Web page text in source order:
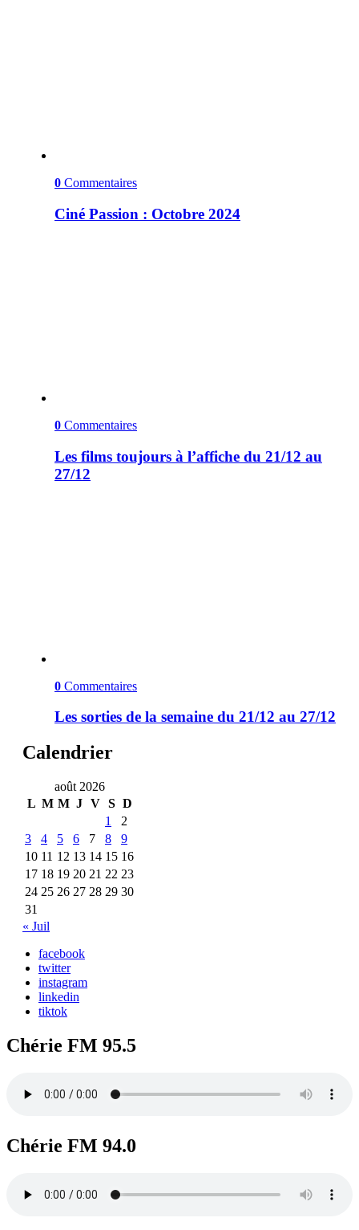
0 Commentaires
Ciné Passion : Octobre 2024
0 Commentaires
Les films toujours à l’affiche du 21/12 au
27/12
0 Commentaires
Les sorties de la semaine du 21/12 au 27/12
Calendrier
août 2026
L M M J V S D
1
2
3
4 5 6 7 8
9
10 11 12 13 14 15 16
17 18 19 20 21 22 23
24 25 26 27 28 29 30
31
« Juil
facebook
twitter
instagram
linkedin
tiktok
Chérie FM 95.5
Chérie FM 94.0